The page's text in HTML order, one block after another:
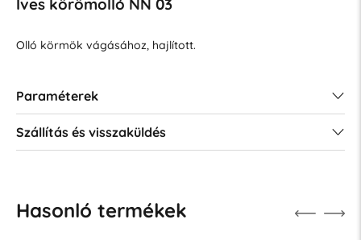
Íves körömolló NN 03
Olló körmök vágásához, hajlított.
Paraméterek
Szállítás és visszaküldés
Hasonló termékek